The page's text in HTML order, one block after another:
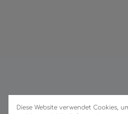
Diese Website verwendet Cookies,